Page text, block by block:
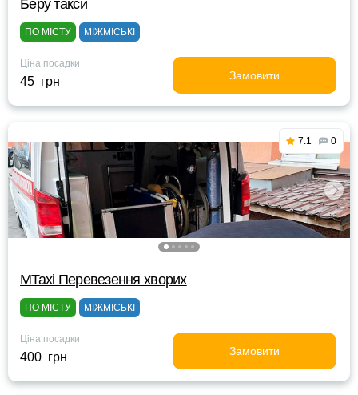
Беру такси
ПО МІСТУ МІЖМІСЬКІ
Ціна посадки
45 грн Замовити
7.1 0
MTaxi Перевезення хворих
ПО МІСТУ МІЖМІСЬКІ
Ціна посадки
400 грн Замовити